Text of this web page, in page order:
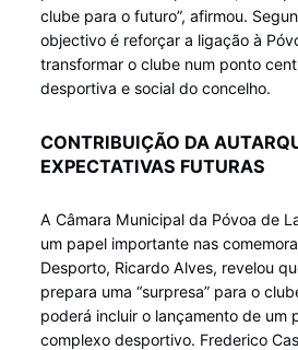
clube para o futuro”, afirmou.
objectivo é reforçar a ligação à
transformar o clube num ponto
desportiva e social do concelho.
CONTRIBUIÇÃO DA
EXPECTATIVAS FUTURAS
A Câmara Municipal da Póvoa de
um papel importante nas
Desporto, Ricardo Alves, revelou
prepara uma “surpresa” para o
poderá incluir o lançamento de um
complexo desportivo. Frederico